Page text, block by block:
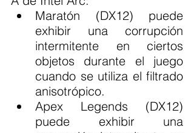
Maratón (DX12) puede
exhibir una corrupción
intermitente en ciertos
objetos durante el juego
cuando se utiliza el filtrado
anisotrópico.
Apex Legends (DX12)
puede exhibir una